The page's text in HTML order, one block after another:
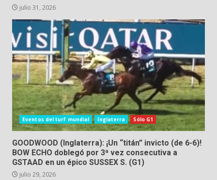
julio 31, 2026
Eventos del turf mundial Inglaterra Sólo G1
GOODWOOD (Inglaterra): ¡Un “titán” invicto (de 6-6)!
BOW ECHO doblegó por 3ª vez consecutiva a
GSTAAD en un épico SUSSEX S. (G1)
julio 29, 2026